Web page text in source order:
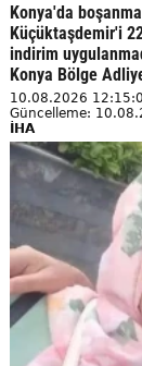
Konya'da
Küçüktaşdemir'i
indirim
Konya Bölge
10.08.2026
Güncelleme:
İHA